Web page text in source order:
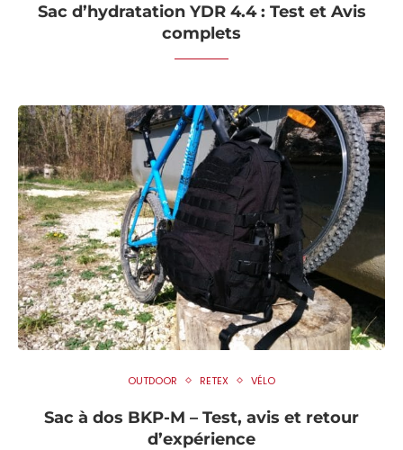
Sac d’hydratation YDR 4.4 : Test et Avis
complets
OUTDOOR RETEX VÉLO
Sac à dos BKP-M – Test, avis et retour
d’expérience